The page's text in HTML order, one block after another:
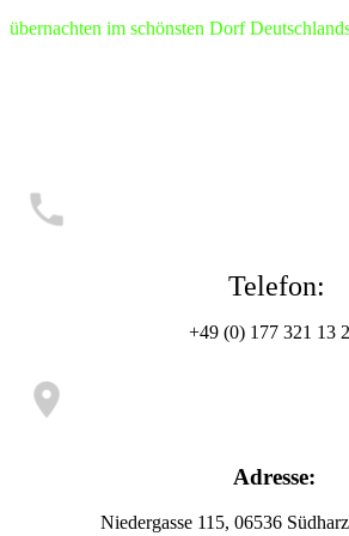
übernachten im schönsten Dorf
Telefon:
+49 (0) 177 321 13
Adresse:
Niedergasse 115, 06536